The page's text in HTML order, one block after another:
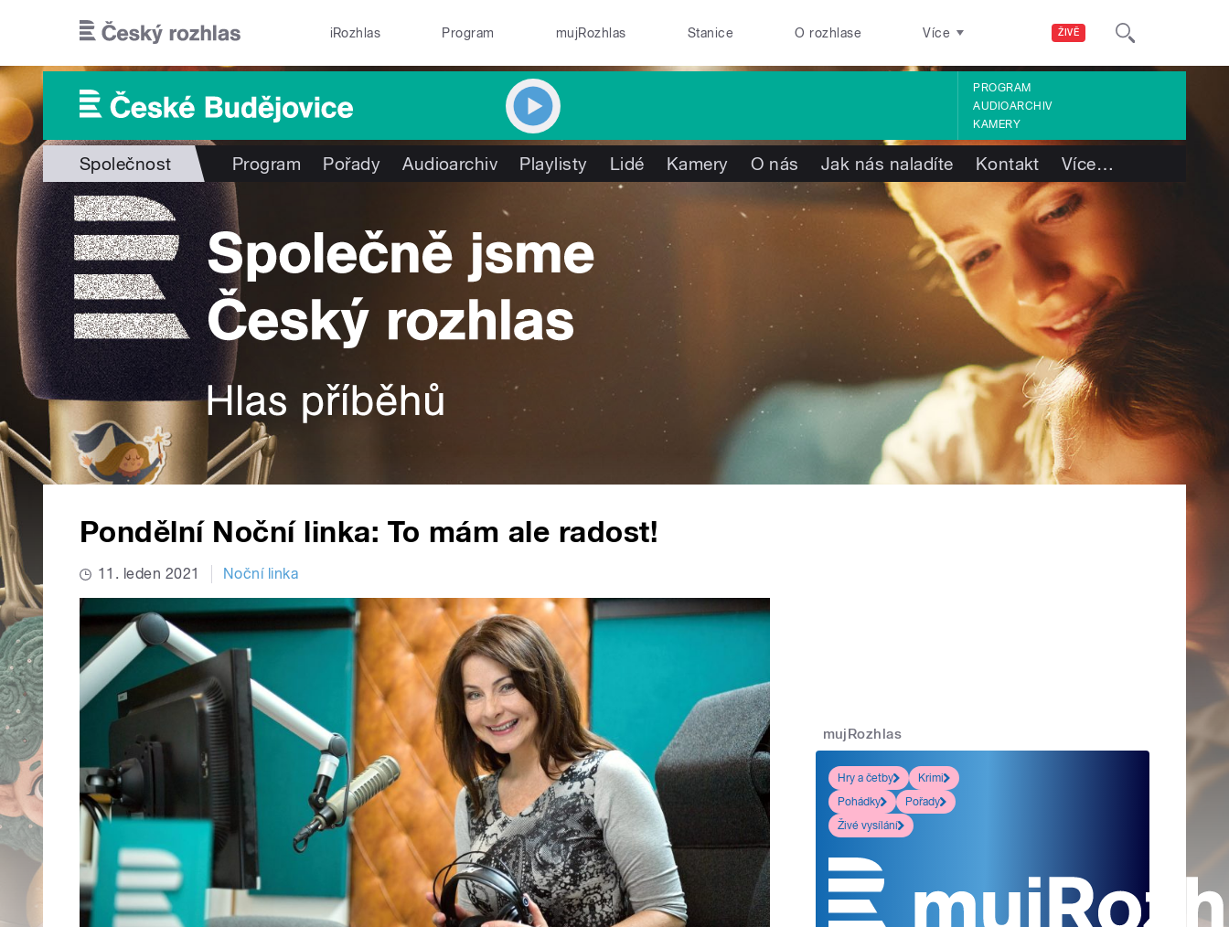
ŽIVĚ
iRozhlas Program mujRozhlas Stanice O rozhlase Více
PROGRAM
AUDIOARCHIV
KAMERY
Společnost Program Pořady Audioarchiv Playlisty Lidé Kamery O nás Jak nás naladíte Kontakt Více…
Pondělní Noční linka: To mám ale radost!
11. leden 2021 Noční linka
mujRozhlas
Hry a četby
Krimi
Pohádky
Pořady
Živé vysílání